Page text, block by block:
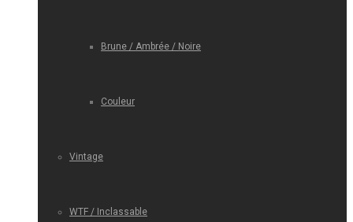
Brune / Ambrée / Noire
Couleur
Vintage
WTF / Inclassable